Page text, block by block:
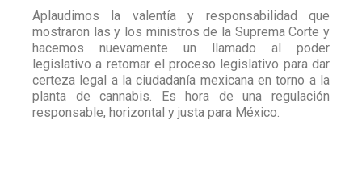
Aplaudimos la valentía y responsabilidad que
mostraron las y los ministros de la Suprema Corte y
hacemos nuevamente un llamado al poder
legislativo a retomar el proceso legislativo para dar
certeza legal a la ciudadanía mexicana en torno a la
planta de cannabis. Es hora de una regulación
responsable, horizontal y justa para México.